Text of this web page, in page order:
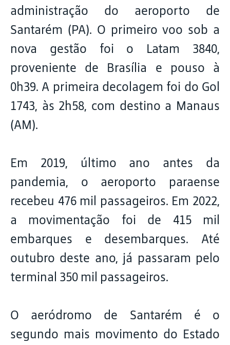
administração do aeroporto de
Santarém (PA). O primeiro voo sob a
nova gestão foi o Latam 3840,
proveniente de Brasília e pouso à
0h39. A primeira decolagem foi do Gol
1743, às 2h58, com destino a Manaus
(AM).
Em 2019, último ano antes da
pandemia, o aeroporto paraense
recebeu 476 mil passageiros. Em 2022,
a movimentação foi de 415 mil
embarques e desembarques. Até
outubro deste ano, já passaram pelo
terminal 350 mil passageiros.
O aeródromo de Santarém é o
segundo mais movimento do Estado